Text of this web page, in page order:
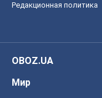
Редакционная политика
OBOZ.UA
Мир